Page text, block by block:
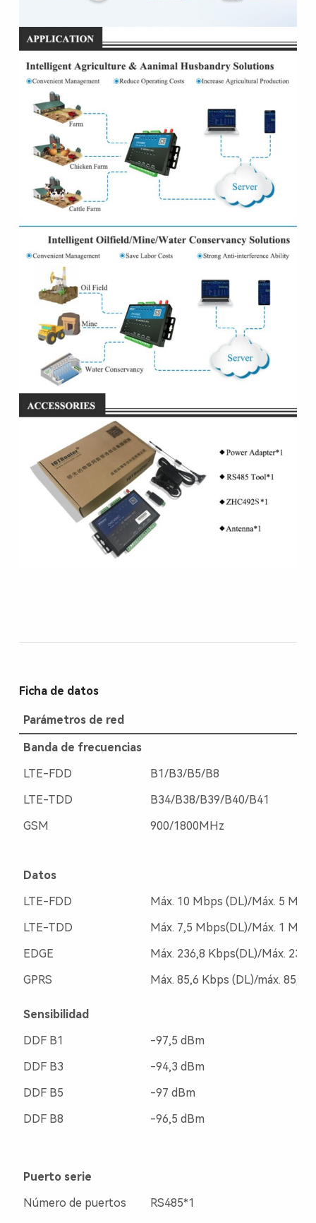
Ficha de datos
Parámetros de red
Banda de frecuencias
LTE-FDD
B1/B3/B5/B8
LTE-TDD
B34/B38/B39/B40/B41
GSM
900/1800MHz
Datos
LTE-FDD
Máx. 10 Mbps (DL)/Máx. 5
LTE-TDD
Máx. 7,5 Mbps(DL)/Máx. 1
EDGE
Máx. 236,8 Kbps(DL)/Máx.
GPRS
Máx. 85,6 Kbps (DL)/máx. 85,6
Sensibilidad
DDF B1
-97,5 dBm
DDF B3
-94,3 dBm
DDF B5
-97 dBm
DDF B8
-96,5 dBm
Puerto serie
Número de puertos
RS485*1